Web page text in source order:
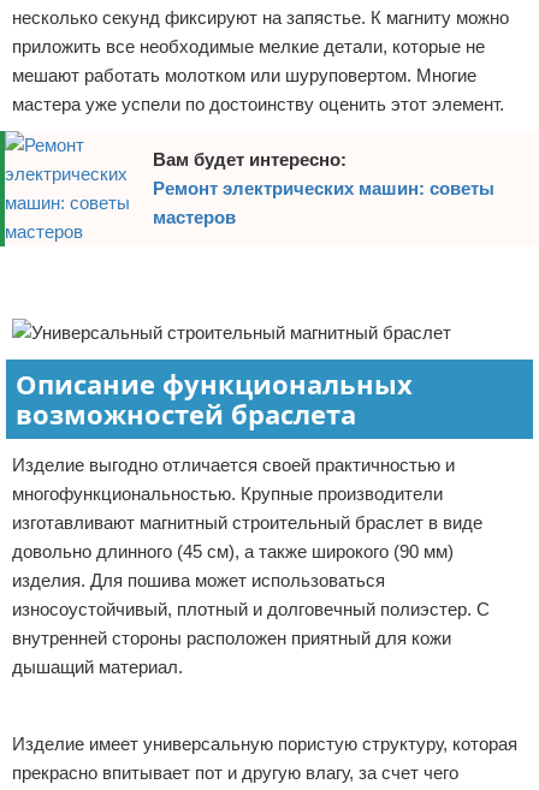
Безопасность
Стройматериалы
Разное
несколько секунд фиксируют на запястье. К магниту можно
приложить все необходимые мелкие детали, которые не
мешают работать молотком или шуруповертом. Многие
мастера уже успели по достоинству оценить этот элемент.
Вам будет интересно:
Ремонт электрических машин: советы
мастеров
Описание функциональных
возможностей браслета
Изделие выгодно отличается своей практичностью и
многофункциональностью. Крупные производители
изготавливают магнитный строительный браслет в виде
довольно длинного (45 см), а также широкого (90 мм)
изделия. Для пошива может использоваться
износоустойчивый, плотный и долговечный полиэстер. С
внутренней стороны расположен приятный для кожи
дышащий материал.
Изделие имеет универсальную пористую структуру, которая
прекрасно впитывает пот и другую влагу, за счет чего